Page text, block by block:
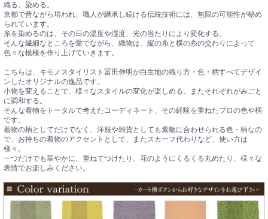
織る、染める。
京都で昔ながら培われ、職人が継承し続ける伝統技術には、無限の可能性が秘め
られています。
糸を染めるのは、その日の温度や湿度、光の当たりにより変化する。
そんな繊細なところを愛でながら、織物は、縦の糸と横の糸の交わりによって
色々な模様を作り上げていきます。
こちらは、キモノスタイリスト冨田伸明が白生地の織り方・色・柄すべてデザイ
ンしたオリジナルの逸品です。
小物を変えることで、様々なスタイルの変化が楽しめる。またそれぞれがみごと
に調和する。
そんな着物をトータルで考えたコーディネート、その経験を重ねたプロの色や柄
です。
着物の柄としてだけでなく、洋服や雑貨としても素敵に合わせられる色・柄なの
で、お持ちの着物のアクセントとして、またスカーフ代わりなど、使い方は
様々。
一つだけでも華やかに、重ねてつけたり、花のようにくるくる丸めたり、様々な
表情でお楽しみください。